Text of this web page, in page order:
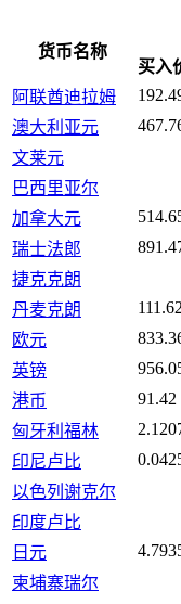
货币名称
买入
阿联酋迪拉姆
澳大利亚元
文莱元
巴西里亚尔
加拿大元
瑞士法郎
捷克克朗
丹麦克朗
111.62
欧元
英镑
港币
91.42
匈牙利福林
印尼卢比
以色列谢克尔
印度卢比
日元
柬埔寨瑞尔